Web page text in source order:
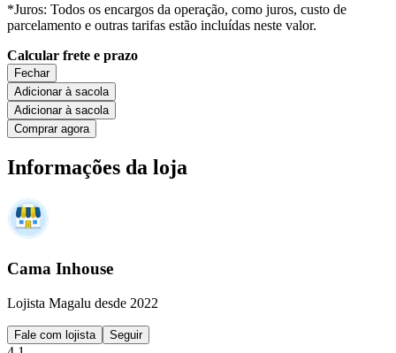
*Juros: Todos os encargos da operação, como juros, custo de
parcelamento e outras tarifas estão incluídas neste valor.
Calcular frete e prazo
Fechar
Adicionar à sacola
Adicionar à sacola
Comprar agora
Informações da loja
Cama Inhouse
Lojista Magalu desde 2022
Fale com lojista Seguir